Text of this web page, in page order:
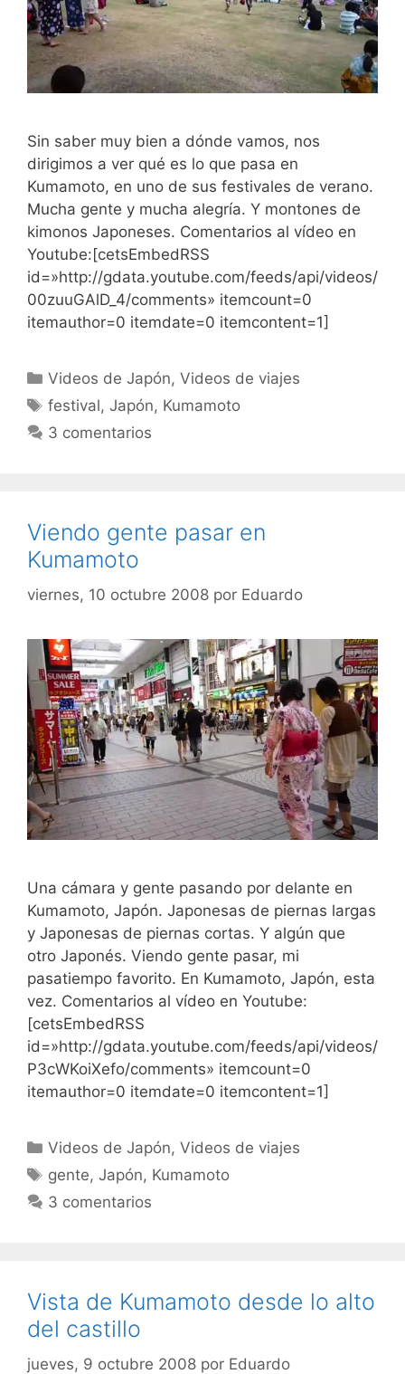
Sin saber muy bien a dónde vamos, nos
dirigimos a ver qué es lo que pasa en
Kumamoto, en uno de sus festivales de verano.
Mucha gente y mucha alegría. Y montones de
kimonos Japoneses. Comentarios al vídeo en
Youtube:[cetsEmbedRSS
id=»http://gdata.youtube.com/feeds/api/videos/
00zuuGAlD_4/comments» itemcount=0
itemauthor=0 itemdate=0 itemcontent=1]
Categorías
Videos de Japón,Videos de viajes
Etiquetas
festival,Japón, Kumamoto
3 comentarios
Viendo gente pasar en
Kumamoto
viernes, 10 octubre 2008 por Eduardo
Una cámara y gente pasando por delante en
Kumamoto, Japón. Japonesas de piernas largas
y Japonesas de piernas cortas. Y algún que
otro Japonés. Viendo gente pasar, mi
pasatiempo favorito. En Kumamoto, Japón, esta
vez. Comentarios al vídeo en Youtube:
[cetsEmbedRSS
id=»http://gdata.youtube.com/feeds/api/videos/
P3cWKoiXefo/comments» itemcount=0
itemauthor=0 itemdate=0 itemcontent=1]
Categorías
Videos de Japón,Videos de viajes
Etiquetas
gente,Japón, Kumamoto
3 comentarios
Vista de Kumamoto desde lo alto
del castillo
jueves, 9 octubre 2008 por Eduardo